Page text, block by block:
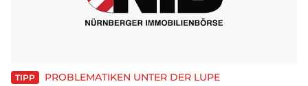
TIPP PROBLEMATIKEN UNTER DER LUPE